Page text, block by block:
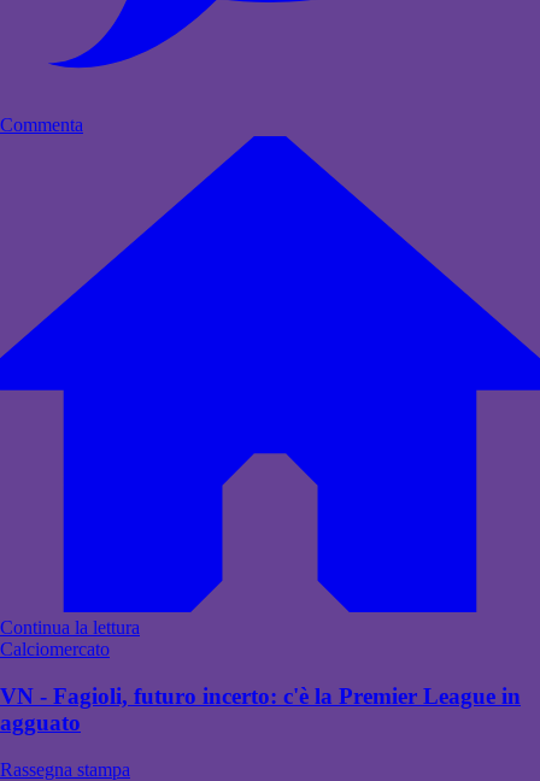
Commenta
Continua la lettura
Calciomercato
VN - Fagioli, futuro incerto: c'è la Premier League in
agguato
Rassegna stampa